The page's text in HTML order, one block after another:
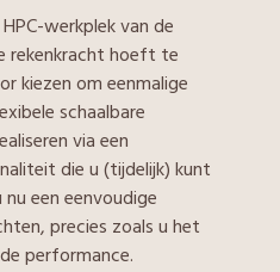
werkplek van de
rekenkracht hoeft te
kiezen om eenmalige
schaalbare
via een
die u (tijdelijk) kunt
een eenvoudige
precies zoals u het
performance.